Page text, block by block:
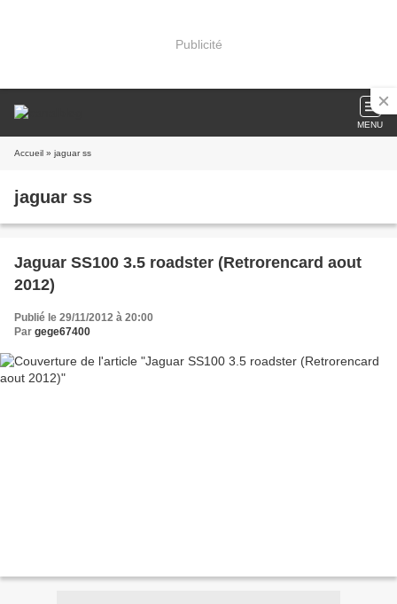
Publicité
MENU
Accueil » jaguar ss
jaguar ss
Jaguar SS100 3.5 roadster (Retrorencard aout
2012)
Publié le 29/11/2012 à 20:00
Par gege67400